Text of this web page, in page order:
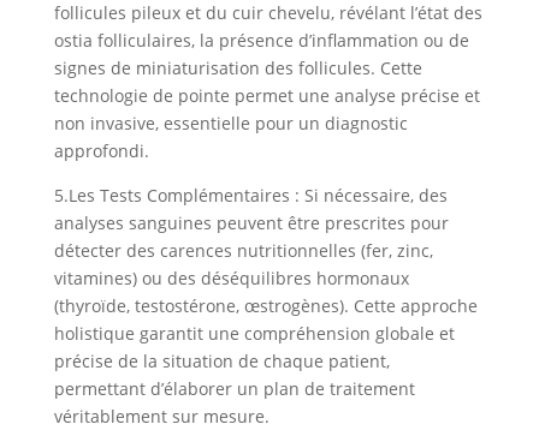
follicules pileux et du cuir chevelu, révélant l’état des
ostia folliculaires, la présence d’inflammation ou de
signes de miniaturisation des follicules. Cette
technologie de pointe permet une analyse précise et
non invasive, essentielle pour un diagnostic
approfondi.
5.Les Tests Complémentaires : Si nécessaire, des
analyses sanguines peuvent être prescrites pour
détecter des carences nutritionnelles (fer, zinc,
vitamines) ou des déséquilibres hormonaux
(thyroïde, testostérone, œstrogènes). Cette approche
holistique garantit une compréhension globale et
précise de la situation de chaque patient,
permettant d’élaborer un plan de traitement
véritablement sur mesure.